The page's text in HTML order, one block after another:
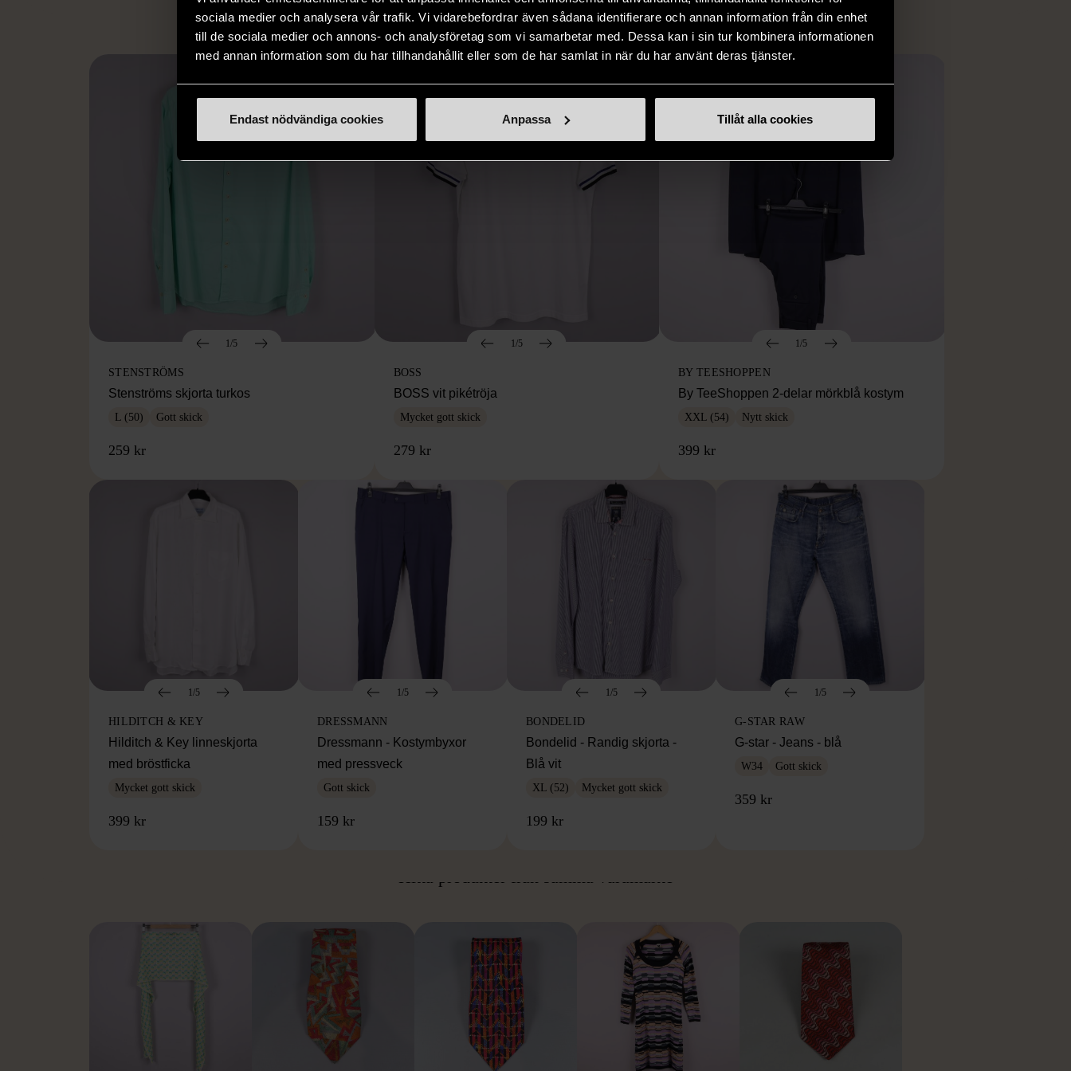
sociala medier och analysera vår trafik. Vi vidarebefordrar även sådana identifierare och annan information från din enhet
till de sociala medier och annons- och analysföretag som vi samarbetar med. Dessa kan i sin tur kombinera informationen
med annan information som du har tillhandahållit eller som de har samlat in när du har använt deras tjänster.
Endast nödvändiga cookies Anpassa Tillåt alla cookies
Hitta produkter som påminner om denna
1/5
STENSTRÖMS
Stenströms skjorta turkos
L (50) Gott skick
259 kr
1/5
BOSS
BOSS vit pikétröja
Mycket gott skick
279 kr
1/5
BY TEESHOPPEN
By TeeShoppen 2-delar mörkblå kostym
XXL (54) Nytt skick
399 kr
1/5
HILDITCH & KEY
Hilditch & Key linneskjorta
med bröstficka
Mycket gott skick
399 kr
1/5
DRESSMANN
Dressmann - Kostymbyxor
med pressveck
Gott skick
159 kr
1/5
BONDELID
Bondelid - Randig skjorta -
Blå vit
XL (52) Mycket gott skick
199 kr
1/5
G-STAR RAW
G-star - Jeans - blå
W34 Gott skick
359 kr